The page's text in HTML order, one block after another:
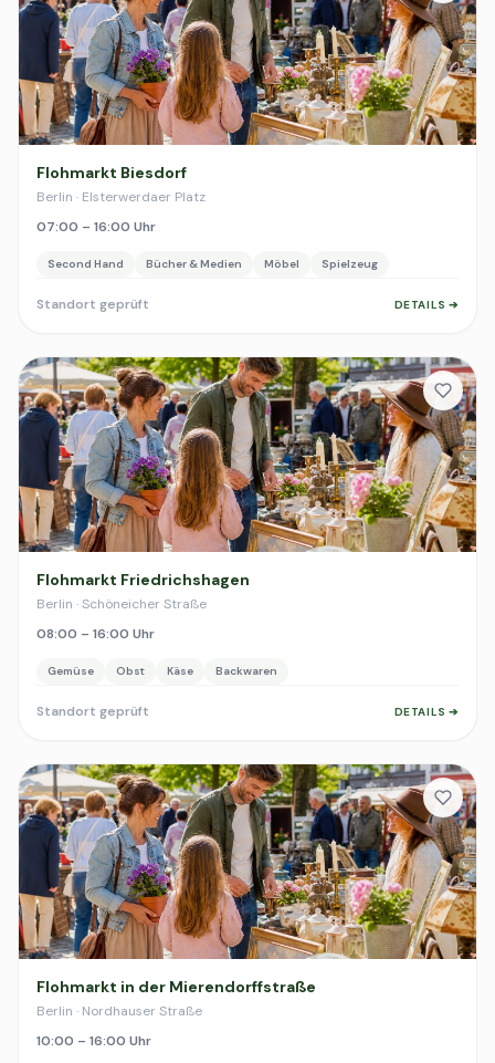
Flohmarkt Biesdorf
Berlin · Elsterwerdaer Platz
07:00 – 16:00 Uhr
Second Hand Bücher & Medien Möbel Spielzeug
Standort geprüft DETAILS ➔
Flohmarkt Friedrichshagen
Berlin · Schöneicher Straße
08:00 – 16:00 Uhr
Gemüse Obst Käse Backwaren
Standort geprüft DETAILS ➔
Flohmarkt in der Mierendorffstraße
Berlin · Nordhauser Straße
10:00 – 16:00 Uhr